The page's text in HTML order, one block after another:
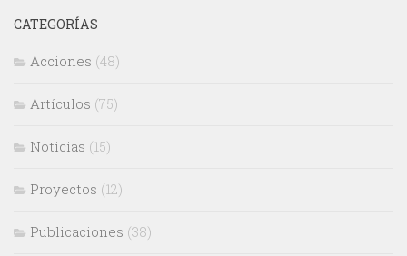
CATEGORÍAS
Acciones (48)
Artículos (75)
Noticias (15)
Proyectos (12)
Publicaciones (38)